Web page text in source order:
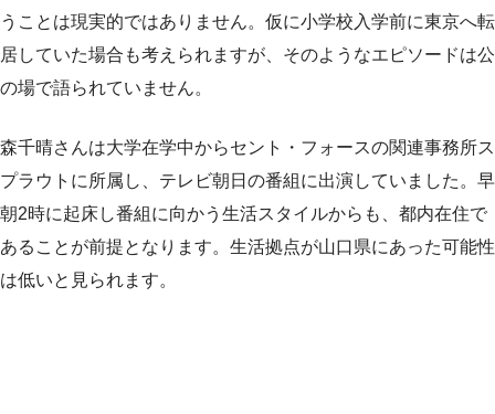
うことは現実的ではありません。仮に小学校入学前に東京へ転
居していた場合も考えられますが、そのようなエピソードは公
の場で語られていません。
森千晴さんは大学在学中からセント・フォースの関連事務所ス
プラウトに所属し、テレビ朝日の番組に出演していました。早
朝2時に起床し番組に向かう生活スタイルからも、都内在住で
あることが前提となります。生活拠点が山口県にあった可能性
は低いと見られます。